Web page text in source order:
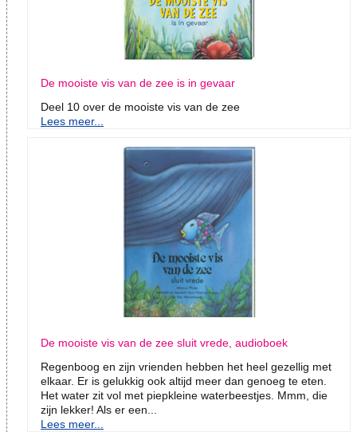
De mooiste vis van de zee is in gevaar
Deel 10 over de mooiste vis van de zee
Lees meer...
De mooiste vis van de zee sluit vrede, audioboek
Regenboog en zijn vrienden hebben het heel gezellig met
elkaar. Er is gelukkig ook altijd meer dan genoeg te eten.
Het water zit vol met piepkleine waterbeestjes. Mmm, die
zijn lekker! Als er een...
Lees meer...